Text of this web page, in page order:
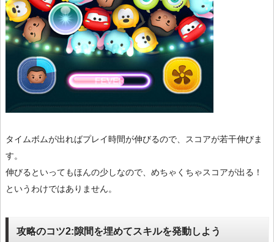
タイムボムが出ればプレイ時間が伸びるので、スコアが若干伸びま
す。
伸びるといってもほんの少しなので、めちゃくちゃスコアが出る！
というわけではありません。
攻略のコツ2:隙間を埋めてスキルを発動しよう